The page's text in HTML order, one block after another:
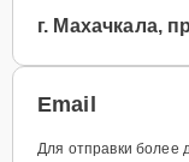
г. Махачкала,
Email
Для отправки более